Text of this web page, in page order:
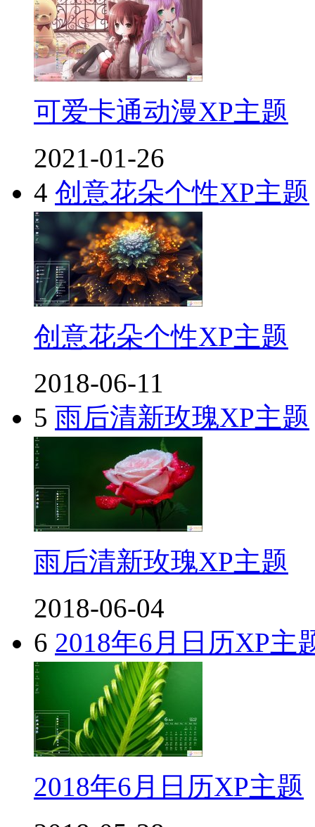
可爱卡通动漫XP主题
2021-01-26
4 创意花朵个性XP主题
创意花朵个性XP主题
2018-06-11
5 雨后清新玫瑰XP主题
雨后清新玫瑰XP主题
2018-06-04
6 2018年6月日历XP主
2018年6月日历XP主题